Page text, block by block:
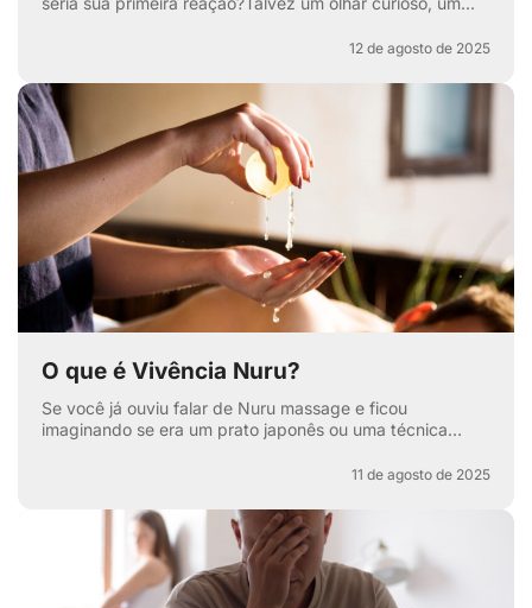
12 de agosto de 2025
O que é Vivência Nuru?
Se você já ouviu falar de Nuru massage e ficou
imaginando se era um prato japonês ou uma técnica
11 de agosto de 2025